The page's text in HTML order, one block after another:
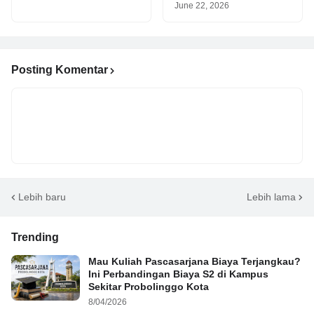
June 22, 2026
Posting Komentar
Lebih baru Lebih lama
Trending
Mau Kuliah Pascasarjana Biaya Terjangkau?
Ini Perbandingan Biaya S2 di Kampus
Sekitar Probolinggo Kota
8/04/2026